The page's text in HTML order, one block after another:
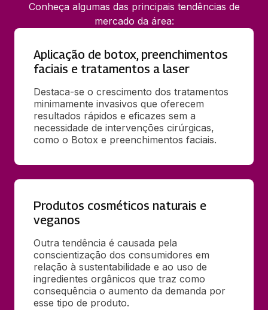
Conheça algumas das principais tendências de
mercado da área:
Aplicação de botox, preenchimentos
faciais e tratamentos a laser
Destaca-se o crescimento dos tratamentos
minimamente invasivos que oferecem
resultados rápidos e eficazes sem a
necessidade de intervenções cirúrgicas,
como o Botox e preenchimentos faciais.
Produtos cosméticos naturais e
veganos
Outra tendência é causada pela
conscientização dos consumidores em
relação à sustentabilidade e ao uso de
ingredientes orgânicos que traz como
consequência o aumento da demanda por
esse tipo de produto.